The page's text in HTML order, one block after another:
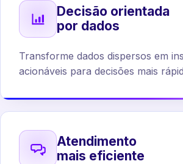
Decisão orientada
por dados
Transforme dados dispersos em
acionáveis para decisões mais
Atendimento
mais eficiente